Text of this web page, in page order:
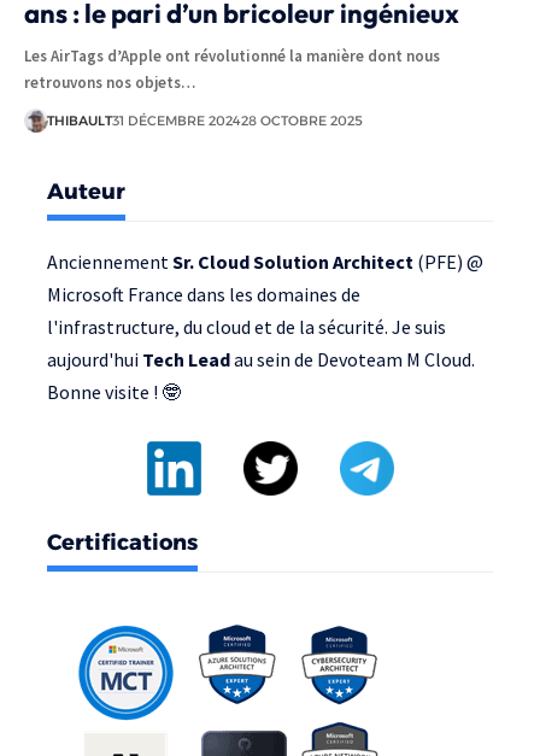
ans : le pari d’un bricoleur ingénieux
Les AirTags d’Apple ont révolutionné la manière dont nous
retrouvons nos objets…
THIBAULT31 DÉCEMBRE 202428 OCTOBRE 2025
Auteur
Anciennement Sr. Cloud Solution Architect (PFE) @
Microsoft France dans les domaines de
l'infrastructure, du cloud et de la sécurité. Je suis
aujourd'hui Tech Leadau sein de Devoteam M Cloud.
Bonne visite ! 🤓
Certifications